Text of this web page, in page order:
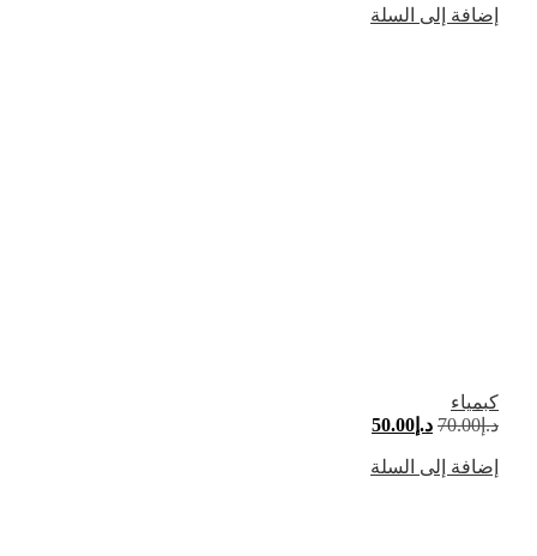
إضافة إلى السلة
كبمياء
70.00 د.إ 50.00
إضافة إلى السلة